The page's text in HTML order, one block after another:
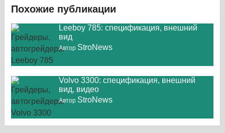
Похожие публикации
Leeboy 785: спецификация, внешний
вид
Автор StroNews
Volvo 3300: спецификация, внешний
вид, видео
Автор StroNews